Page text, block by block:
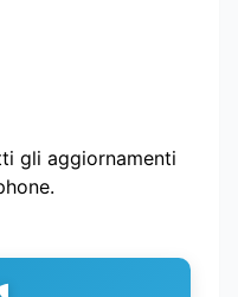
gli aggiornamenti